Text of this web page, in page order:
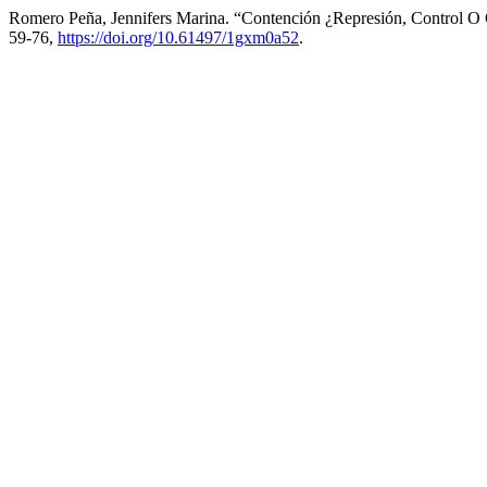
Romero Peña, Jennifers Marina. “Contención ¿Represión, Control
59-76, https://doi.org/10.61497/1gxm0a52.